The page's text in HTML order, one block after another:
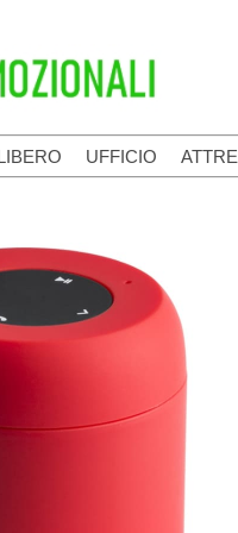
UFFICIO